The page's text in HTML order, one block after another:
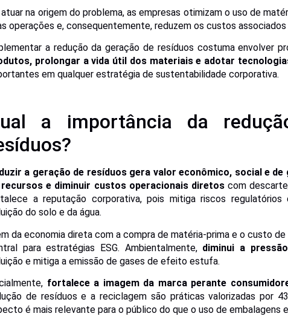
na origem do problema, as empresas otimizam o uso de
operações e, consequentemente, reduzem os custos
a redução da geração de resíduos costuma envolver
prolongar a vida útil dos materiais e adotar
em qualquer estratégia de sustentabilidade corporativa.
a importância da
a geração de resíduos gera valor econômico, social e
recursos e diminuir custos operacionais diretoscom
a reputação corporativa, pois mitiga riscos
do solo e da água.
da economia direta com a compra de matéria-prima e o custo
para estratégias ESG. Ambientalmente, diminui a
e mitiga a emissão de gases de efeito estufa.
fortalece a imagem da marca perante
de resíduos e a reciclagem são práticas valorizadas por
é mais relevante para o público do que o uso de embalagens